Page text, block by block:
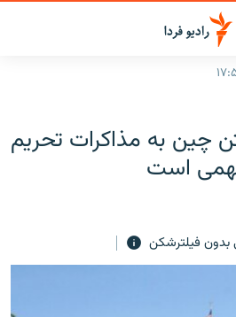
چین به مذاکرات تحریم
است
فیلترشکن